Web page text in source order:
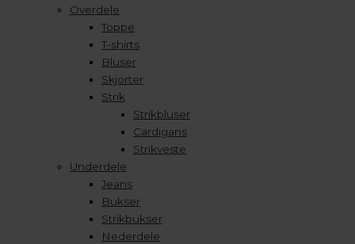
Overdele
Toppe
T-shirts
Bluser
Skjorter
Strik
Strikbluser
Cardigans
Strikveste
Underdele
Jeans
Bukser
Strikbukser
Nederdele